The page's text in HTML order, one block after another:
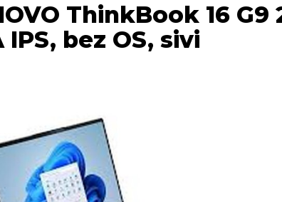
ThinkBook 16 G9
IPS, bez OS, sivi